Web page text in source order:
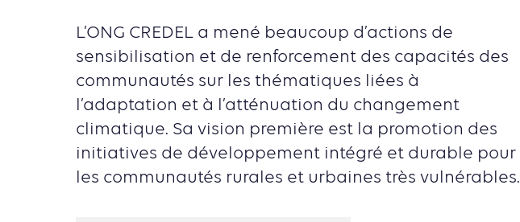
L’ONG CREDEL a mené beaucoup d’actions de
sensibilisation et de renforcement des capacités des
communautés sur les thématiques liées à
l’adaptation et à l’atténuation du changement
climatique. Sa vision première est la promotion des
initiatives de développement intégré et durable pour
les communautés rurales et urbaines très vulnérables.